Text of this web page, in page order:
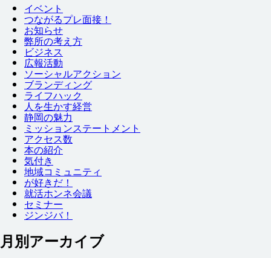
イベント
つながるプレ面接 ！
お知らせ
弊所の考え 方
ビジネス
広報活動
ソーシャルアクション
ブランディング
ライフハック
人を生かす経営
静岡の魅力
ミッションステートメント
アクセス数
本の紹介
気付き
地域コミュニティ
が好きだ！
就活ホンネ会議
セミナー
ジンジバ！
月別アーカイブ